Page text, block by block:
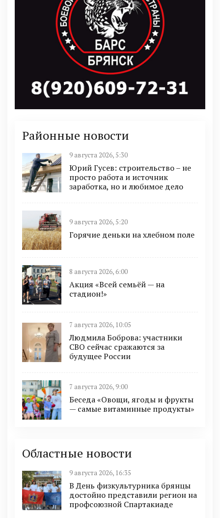
Районные новости
9 августа 2026, 5:30
Юрий Гусев: строительство – не
просто работа и источник
заработка, но и любимое дело
9 августа 2026, 5:20
Горячие деньки на хлебном поле
8 августа 2026, 6:00
Акция «Всей семьёй — на
стадион!»
7 августа 2026, 10:05
Людмила Боброва: участники
СВО сейчас сражаются за
будущее России
7 августа 2026, 9:00
Беседа «Овощи, ягоды и фрукты
— самые витаминные продукты»
Областные новости
9 августа 2026, 16:35
В День физкультурника брянцы
достойно представили регион на
профсоюзной Спартакиаде